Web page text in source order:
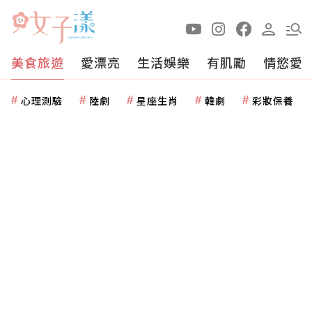
美食旅遊 愛漂亮 生活娛樂 有肌勵 情慾愛
心理測驗 陸劇 星座生肖 韓劇 彩妝保養